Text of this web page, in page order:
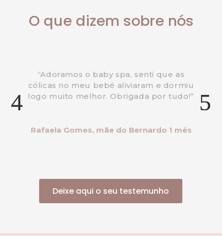
O que dizem sobre nós
Deixe aqui o seu testemunho